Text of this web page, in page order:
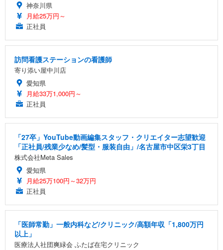
神奈川県
月給25万円～
正社員
訪問看護ステーションの看護師
寄り添い屋中川店
愛知県
月給33万1,000円～
正社員
「27卒」YouTube動画編集スタッフ・クリエイター志望歓迎
「正社員/残業少なめ/髪型・服装自由」/名古屋市中区栄3丁目
株式会社Meta Sales
愛知県
月給25万100円～32万円
正社員
「医師常勤」一般内科など/クリニック/高額年収「1,800万円
以上」
医療法人社団爽緑会 ふたば在宅クリニック